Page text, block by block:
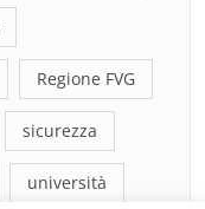
Regione FVG
sicurezza
università